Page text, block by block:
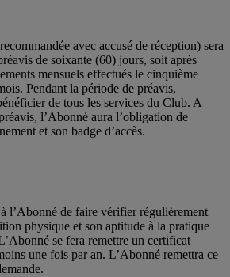
avec accusé de réception) sera
de soixante (60) jours, soit après
mensuels effectués le cinquième
Pendant la période de préavis,
de tous les services du Club. A
l’Abonné aura l’obligation de
et son badge d’accès.
l’Abonné de faire vérifier régulièrement
physique et son aptitude à la pratique
se fera remettre un certificat
une fois par an. L’Abonné remettra ce